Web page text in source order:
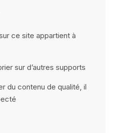
ce site appartient à
sur d’autres supports
du contenu de qualité, il